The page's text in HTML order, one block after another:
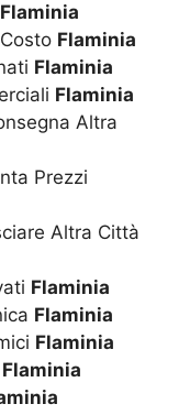
Flaminia
Flaminia
Flaminia
Flaminia
Altra
Prezzi
Altra Città
Flaminia
Flaminia
Flaminia
Flaminia